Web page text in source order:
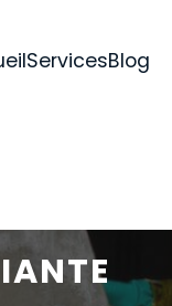
ServicesBlog